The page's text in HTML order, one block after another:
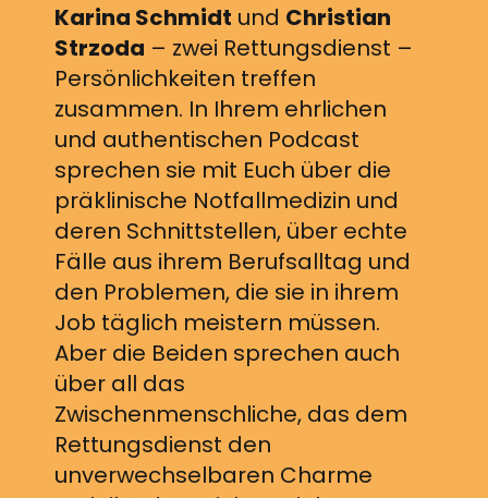
Karina Schmidt und Christian
Strzoda – zwei Rettungsdienst –
Persönlichkeiten treffen
zusammen. In Ihrem ehrlichen
und authentischen Podcast
sprechen sie mit Euch über die
präklinische Notfallmedizin und
deren Schnittstellen, über echte
Fälle aus ihrem Berufsalltag und
den Problemen, die sie in ihrem
Job täglich meistern müssen.
Aber die Beiden sprechen auch
über all das
Zwischenmenschliche, das dem
Rettungsdienst den
unverwechselbaren Charme